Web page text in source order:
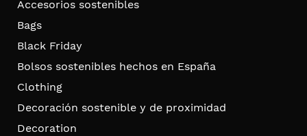
Accesorios sostenibles
Bags
Black Friday
Bolsos sostenibles hechos en España
Clothing
Decoración sostenible y de proximidad
Decoration